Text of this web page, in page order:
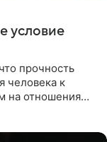
условие
прочность
человека к
на отношения